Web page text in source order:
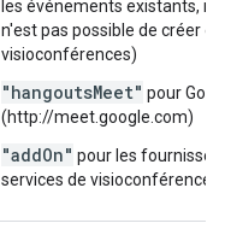
les événements existants,
n'est pas possible de créer de
visioconférences)
"hangoutsMeet" pour
(http://meet.google.com)
"addOn" pour les
services de visioconférence